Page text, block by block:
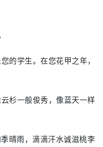
的学生。在您花甲之年，
杉一般俊秀，像蓝天一样
晴雨，滴滴汗水诚滋桃李